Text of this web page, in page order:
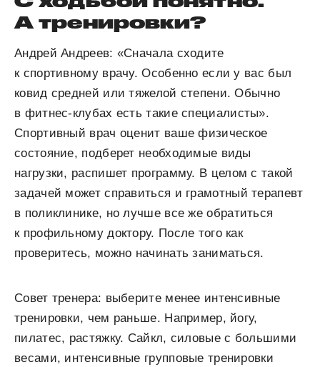
А тренировки?
Андрей Андреев: «Сначала сходите
к спортивному врачу. Особенно если у вас был
ковид средней или тяжелой степени. Обычно
в фитнес-клубах есть такие специалисты».
Спортивный врач оценит ваше физическое
состояние, подберет необходимые виды
нагрузки, распишет программу. В целом с такой
задачей может справиться и грамотный терапевт
в поликлинике, но лучше все же обратиться
к профильному доктору. После того как
проверитесь, можно начинать заниматься.
Совет тренера: выберите менее интенсивные
тренировки, чем раньше. Например, йогу,
пилатес, растяжку. Сайкл, силовые с большими
весами, интенсивные групповые тренировки